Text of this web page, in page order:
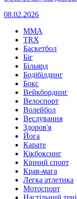
08.02.2026
MMA
TRX
Баскетбол
Біг
Більярд
Бодібілдинг
Бокс
Вейкбординг
Велоспорт
Волейбол
Веслування
Здоров'я
Йога
Карате
Кікбоксинг
Кінний спорт
Крав-мага
Легка атлетика
Мотоспорт
Настільний